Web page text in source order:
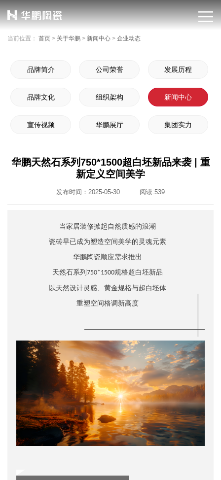
当前位置： 首页 > 关于华鹏 > 新闻中心 > 企业动态
品牌简介 公司荣誉 发展历程
品牌文化 组织架构 新闻中心
宣传视频 华鹏展厅 集团实力
华鹏天然石系列750*1500超白坯新品来袭 | 重
新定义空间美学
发布时间：2025-05-30 阅读:539
当家居装修掀起自然质感的浪潮
瓷砖早已成为塑造空间美学的灵魂元素
华鹏陶瓷顺应需求推出
天然石系列 750*1500规格超白坯新品
以天然设计灵感、黄金规格与超白坯体
重塑空间格调新高度